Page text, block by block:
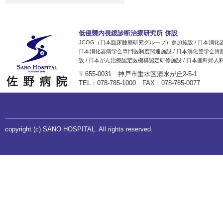
低侵襲内視鏡診断治療研究所 併設
JCOG（日本臨床腫瘍研究グループ）参加施設 / 日本消化
日本消化器病学会専門医制度関連施設 / 日本消化管学会
設 / 日本がん治療認定医機構認定研修施設 / 日本産科婦人
〒655-0031 神戸市垂水区清水が丘2-5-1
TEL：078-785-1000 FAX：078-785-0077
copyright (c) SANO HOSPITAL. All rights reserved.